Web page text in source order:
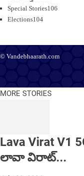
Special Stories106
Elections104
© Vandebhaarath.com
MORE STORIES
Lava Virat
లావా విరాట్...